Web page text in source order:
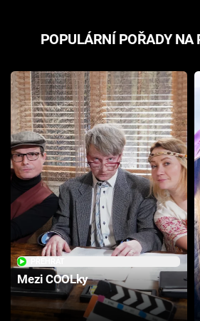
POPULÁRNÍ POŘADY NA
Mezi COOLky